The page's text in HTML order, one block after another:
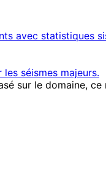
avec statistiques
séismes majeurs.
sur le domaine,